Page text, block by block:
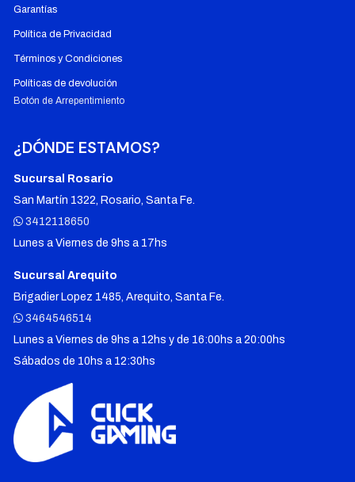
Garantías
Política de Privacidad
Términos y Condiciones
Políticas de devolución
Botón de Arrepentimiento
¿DÓNDE ESTAMOS?
Sucursal Rosario
San Martín 1322, Rosario, Santa Fe.
3412118650
Lunes a Viernes de 9hs a 17hs
Sucursal Arequito
Brigadier Lopez 1485, Arequito, Santa Fe.
3464546514
Lunes a Viernes de 9hs a 12hs y de 16:00hs a 20:00hs
Sábados de 10hs a 12:30hs